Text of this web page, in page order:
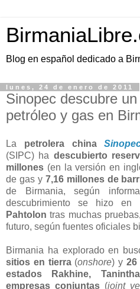
Blog en español dedicado a
lunes, 24 de enero de 2011
Sinopec descubre
petróleo y gas en
La petrolera china
(SIPC) ha descubierto
millones (en la versión en
de gas y 7,16 millones de
de Birmania, según
descubrimiento se hizo en
Pahtolon tras muchas
futuro, según fuentes oficiales
Birmania ha explorado en
sitios en tierra(onshore) y26
estados Rakhine,
empresas conjuntas (joint